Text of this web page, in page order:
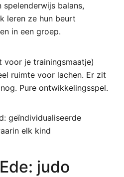
balans,
leren ze hun beurt
in een groep.
voor je trainingsmaatje)
ruimte voor lachen. Er zit
Pure ontwikkelingsspel.
geïndividualiseerde
elk kind
judo